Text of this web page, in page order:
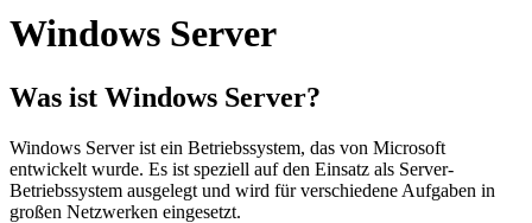
Windows Server
Was ist Windows Server?
Windows Server ist ein Betriebssystem, das von Microsoft
entwickelt wurde. Es ist speziell auf den Einsatz als Server-
Betriebssystem ausgelegt und wird für verschiedene Aufgaben in
großen Netzwerken eingesetzt.